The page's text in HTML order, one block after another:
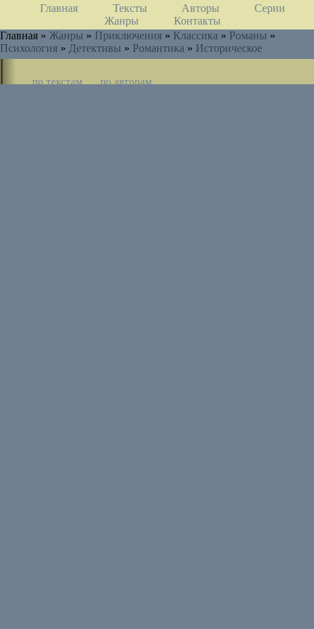
Главная Тексты Авторы
Серии
Жанры
Контакты
Главная » Жанры » Приключения » Классика » Романы »
Психология » Детективы » Романтика » Историческое
по текстам
по авторам